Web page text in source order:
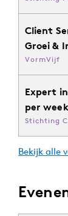
Client
Groei &
VormVijf
Expert
per
Stichting
Bekijk alle